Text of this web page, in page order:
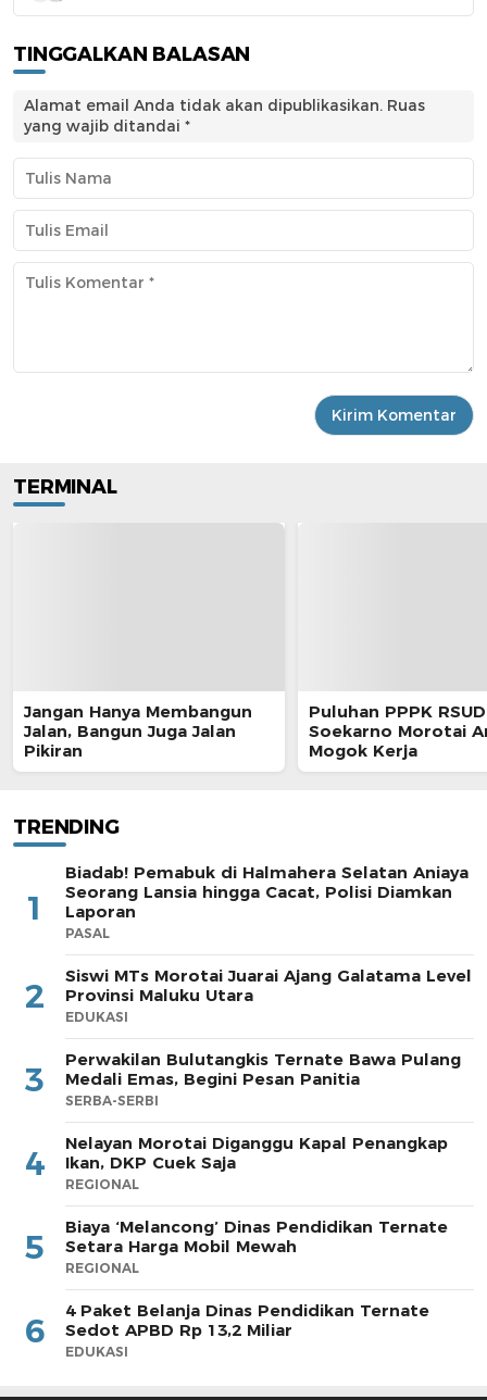
TINGGALKAN BALASAN
Alamat email Anda tidak akan dipublikasikan. Ruas
yang wajib ditandai *
TERMINAL
Jangan Hanya Membangun
Jalan, Bangun Juga Jalan
Pikiran
Puluhan PPPK
Soekarno Morotai
Mogok Kerja
TRENDING
1
Biadab! Pemabuk di Halmahera Selatan Aniaya
Seorang Lansia hingga Cacat, Polisi Diamkan
Laporan
PASAL
2
Siswi MTs Morotai Juarai Ajang Galatama Level
Provinsi Maluku Utara
EDUKASI
3
Perwakilan Bulutangkis Ternate Bawa Pulang
Medali Emas, Begini Pesan Panitia
SERBA-SERBI
4
Nelayan Morotai Diganggu Kapal Penangkap
Ikan, DKP Cuek Saja
REGIONAL
5
Biaya ‘Melancong’ Dinas Pendidikan Ternate
Setara Harga Mobil Mewah
REGIONAL
6
4 Paket Belanja Dinas Pendidikan Ternate
Sedot APBD Rp 13,2 Miliar
EDUKASI